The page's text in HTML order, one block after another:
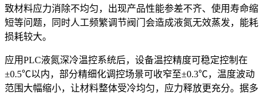
致材料应力消除不均匀，出现产品性能参差不齐、使用寿命缩
短等问题，同时人工频繁调节阀门会造成液氮无效蒸发，能耗
损耗较大。
应用PLC液氮深冷温控系统后，设备温控精度可稳定控制在
±0.5℃以内，部分精细化调控场景可收窄至±0.3℃，温度波动
范围大幅缩小，让材料整体受冷均匀，应力释放更充分。据多